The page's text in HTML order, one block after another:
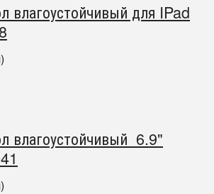
влагоустойчивый для IPad
влагоустойчивый 6.9"